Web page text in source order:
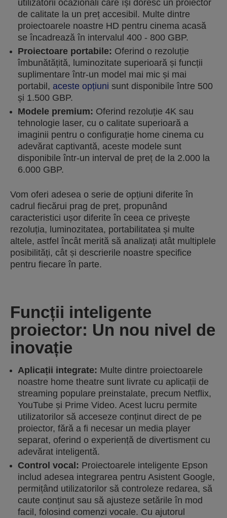
utilizatorii ocazionali care își doresc un proiector
de calitate la un preț accesibil. Multe dintre
proiectoarele noastre HD pentru cinema acasă
se încadrează în intervalul 400 - 800 GBP.
Proiectoare portabile: Oferind o rezoluție
îmbunătățită, luminozitate superioară și funcții
suplimentare într-un model mai mic și mai
portabil, aceste opțiuni sunt disponibile între 500
și 1.500 GBP.
Modele premium: Oferind rezoluție 4K sau
tehnologie laser, cu o calitate superioară a
imaginii pentru o configurație home cinema cu
adevărat captivantă, aceste modele sunt
disponibile într-un interval de preț de la 2.000 la
6.000 GBP.
Vom oferi adesea o serie de opțiuni diferite în
cadrul fiecărui prag de preț, propunând
caracteristici ușor diferite în ceea ce privește
rezoluția, luminozitatea, portabilitatea și multe
altele, astfel încât merită să analizați atât multiplele
posibilități, cât și descrierile noastre specifice
pentru fiecare în parte.
Funcții inteligente
proiector: Un nou nivel de
inovație
Aplicații integrate: Multe dintre proiectoarele
noastre home theatre sunt livrate cu aplicații de
streaming populare preinstalate, precum Netflix,
YouTube și Prime Video. Acest lucru permite
utilizatorilor să acceseze conținut direct de pe
proiector, fără a fi necesar un media player
separat, oferind o experiență de divertisment cu
adevărat inteligentă.
Control vocal: Proiectoarele inteligente Epson
includ adesea integrarea pentru Asistent Google,
permițând utilizatorilor să controleze redarea, să
caute conținut sau să ajusteze setările în mod
facil, folosind comenzi vocale. Cu ajutorul